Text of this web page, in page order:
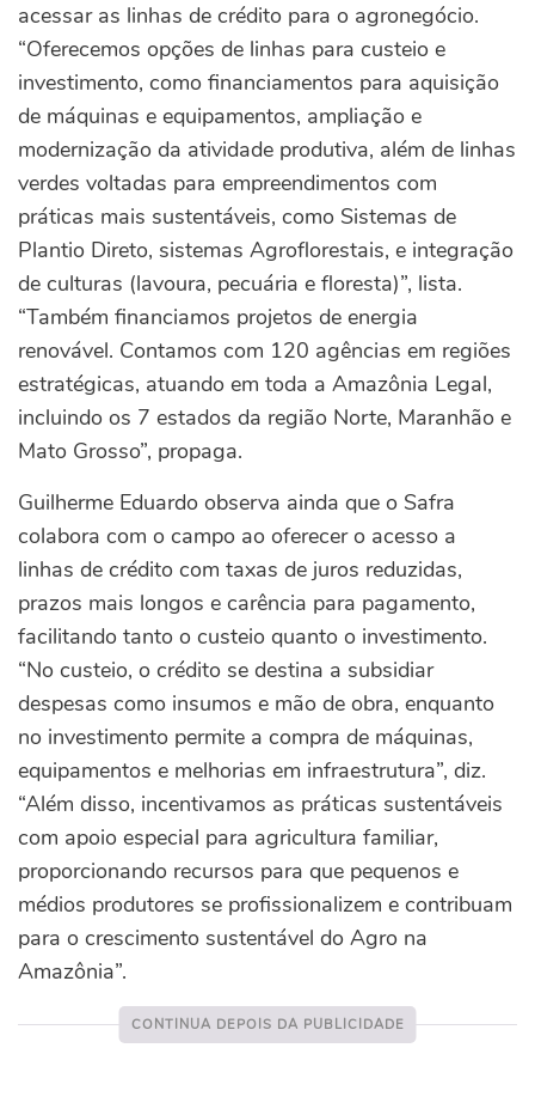
acessar as linhas de crédito para o agronegócio.
“Oferecemos opções de linhas para custeio e
investimento, como financiamentos para aquisição
de máquinas e equipamentos, ampliação e
modernização da atividade produtiva, além de linhas
verdes voltadas para empreendimentos com
práticas mais sustentáveis, como Sistemas de
Plantio Direto, sistemas Agroflorestais, e integração
de culturas (lavoura, pecuária e floresta)”, lista.
“Também financiamos projetos de energia
renovável. Contamos com 120 agências em regiões
estratégicas, atuando em toda a Amazônia Legal,
incluindo os 7 estados da região Norte, Maranhão e
Mato Grosso”, propaga.
Guilherme Eduardo observa ainda que o Safra
colabora com o campo ao oferecer o acesso a
linhas de crédito com taxas de juros reduzidas,
prazos mais longos e carência para pagamento,
facilitando tanto o custeio quanto o investimento.
“No custeio, o crédito se destina a subsidiar
despesas como insumos e mão de obra, enquanto
no investimento permite a compra de máquinas,
equipamentos e melhorias em infraestrutura”, diz.
“Além disso, incentivamos as práticas sustentáveis
com apoio especial para agricultura familiar,
proporcionando recursos para que pequenos e
médios produtores se profissionalizem e contribuam
para o crescimento sustentável do Agro na
Amazônia”.